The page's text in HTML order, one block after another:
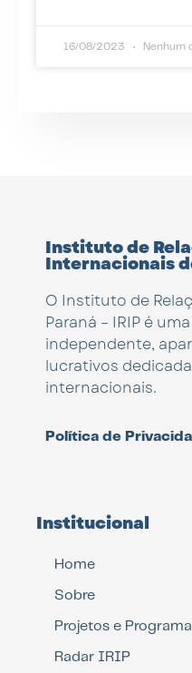
16/08/2023 Nenhum
Instituto de
Internacionais
O Instituto de
Paraná – IRIP é
independente,
lucrativos
internacionais.
Política de
Institucional
Home
Sobre
Projetos e
Radar IRIP